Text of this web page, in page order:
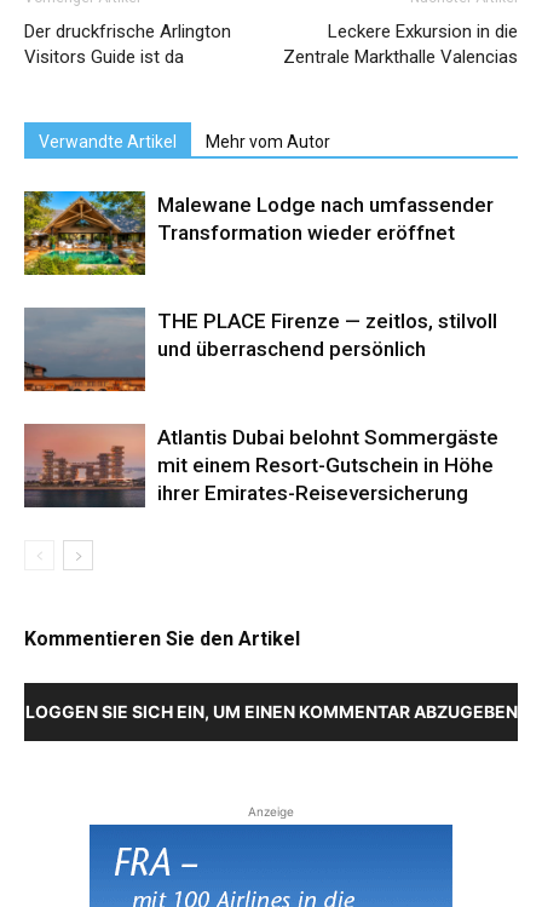
Der druckfrische Arlington
Visitors Guide ist da
Leckere Exkursion in die
Zentrale Markthalle Valencias
Verwandte Artikel Mehr vom Autor
Malewane Lodge nach umfassender
Transformation wieder eröffnet
THE PLACE Firenze — zeitlos, stilvoll
und überraschend persönlich
Atlantis Dubai belohnt Sommergäste
mit einem Resort-Gutschein in Höhe
ihrer Emirates-Reiseversicherung
Kommentieren Sie den Artikel
LOGGEN SIE SICH EIN, UM EINEN KOMMENTAR ABZUGEBEN
Anzeige